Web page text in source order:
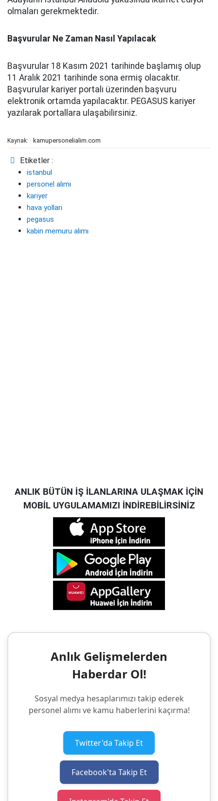
olmaları gerekmektedir.
Başvurular Ne Zaman Nasıl Yapılacak
Başvurular 18 Kasım 2021 tarihinde başlamış olup
11 Aralık 2021 tarihinde sona ermiş olacaktır.
Başvurular kariyer portalı üzerinden başvuru
elektronik ortamda yapılacaktır. PEGASUS kariyer
yazılarak portallara ulaşabilirsiniz.
Kaynak: kamupersonelialim.com
Etiketler :
istanbul
personel alımı
kariyer
hava yolları
pegasus
kabin memuru alımı
ANLIK BÜTÜN İŞ İLANLARINA ULAŞMAK İÇİN
MOBİL UYGULAMAMIZI İNDİREBİLİRSİNİZ
Anlık Gelişmelerden
Haberdar Ol!
Sosyal medya hesaplarımızı takip ederek
personel alımı ve kamu haberlerini kaçırma!
Twitter'da Takip Et
Facebook'ta Takip Et